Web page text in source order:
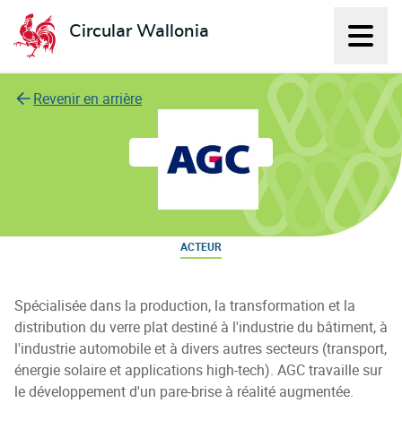
Circular Wallonia
L'économie circulaire
Revenir en arrière
AGC Glass Europe
ACTEUR
Spécialisée dans la production, la transformation et la
distribution du verre plat destiné à l'industrie du bâtiment, à
l'industrie automobile et à divers autres secteurs (transport,
énergie solaire et applications high-tech). AGC travaille sur
le développement d'un pare-brise à réalité augmentée.